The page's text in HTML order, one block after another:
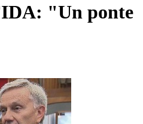
"Un ponte